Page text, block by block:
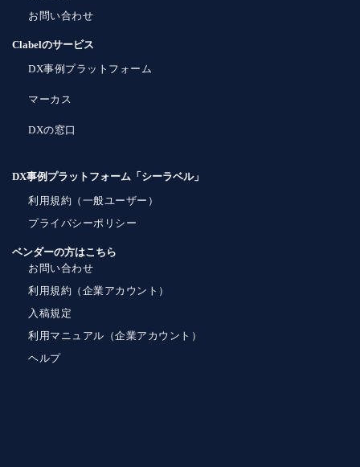
お問い合わせ
Clabelのサービス
DX事例プラットフォーム
マーカス
DXの窓口
DX事例プラットフォーム「シーラベル」
利用規約（一般ユーザー）
プライバシーポリシー
ベンダーの方はこちら
お問い合わせ
利用規約（企業アカウント）
入稿規定
利用マニュアル（企業アカウント）
ヘルプ